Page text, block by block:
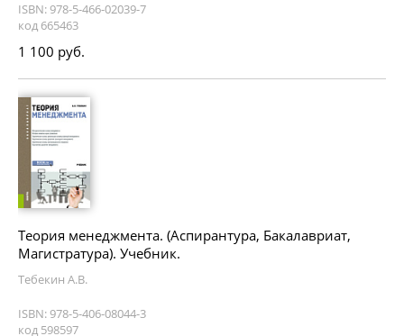
ISBN: 978-5-466-02039-7
код 665463
1 100 руб.
Теория менеджмента. (Аспирантура, Бакалавриат,
Магистратура). Учебник.
Тебекин А.В.
ISBN: 978-5-406-08044-3
код 598597